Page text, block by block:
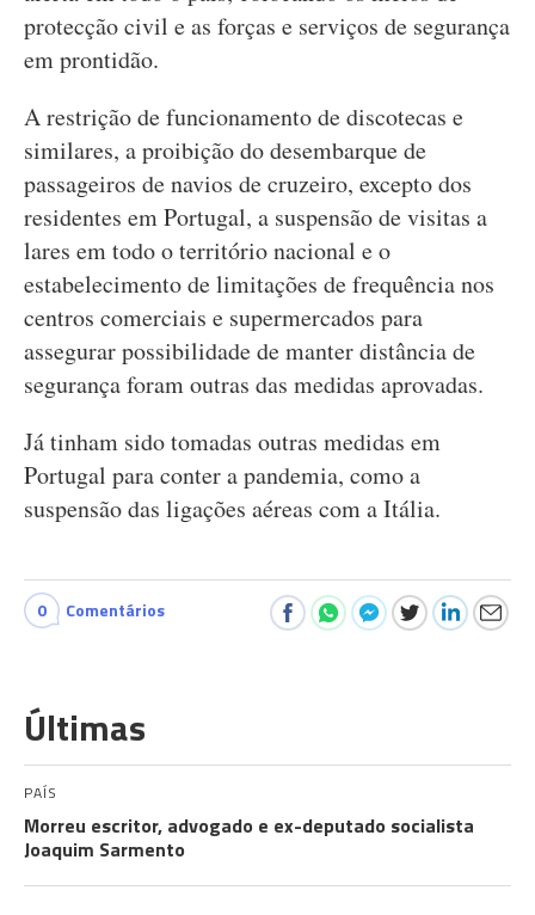
protecção civil e as forças e serviços de segurança
em prontidão.
A restrição de funcionamento de discotecas e
similares, a proibição do desembarque de
passageiros de navios de cruzeiro, excepto dos
residentes em Portugal, a suspensão de visitas a
lares em todo o território nacional e o
estabelecimento de limitações de frequência nos
centros comerciais e supermercados para
assegurar possibilidade de manter distância de
segurança foram outras das medidas aprovadas.
Já tinham sido tomadas outras medidas em
Portugal para conter a pandemia, como a
suspensão das ligações aéreas com a Itália.
0 Comentários
Últimas
PAÍS
Morreu escritor, advogado e ex-deputado socialista
Joaquim Sarmento